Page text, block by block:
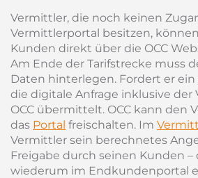
Vermittler, die noch keinen
Vermittlerportal besitzen,
Kunden direkt über die OCC
Am Ende der Tarifstrecke muss
Daten hinterlegen. Fordert er
die digitale Anfrage inklusive
OCC übermittelt. OCC kann den
das Portal freischalten. Im
Vermittler sein berechnetes
Freigabe durch seinen Kunden –
wiederum im Endkundenportal